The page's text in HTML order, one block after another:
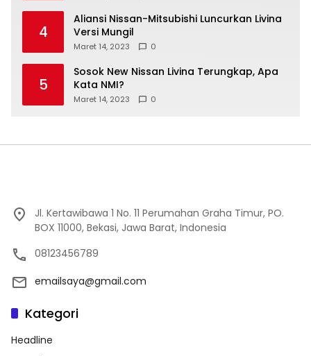
4
Aliansi Nissan-Mitsubishi Luncurkan Livina
Versi Mungil
Maret 14, 2023 0
5
Sosok New Nissan Livina Terungkap, Apa
Kata NMI?
Maret 14, 2023 0
Jl. Kertawibawa 1 No. 11 Perumahan Graha Timur, PO.
BOX 11000, Bekasi, Jawa Barat, Indonesia
08123456789
emailsaya@gmail.com
Kategori
Headline